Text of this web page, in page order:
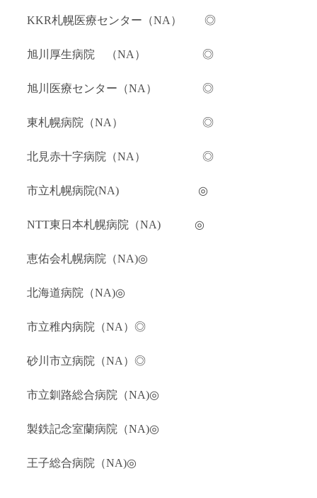
KKR札幌医療センター（NA） ◎
旭川厚生病院 （NA） ◎
旭川医療センター（NA） ◎
東札幌病院（NA） ◎
北見赤十字病院（NA） ◎
市立札幌病院(NA) ◎
NTT東日本札幌病院（NA) ◎
恵佑会札幌病院（NA)◎
北海道病院（NA)◎
市立稚内病院（NA）◎
砂川市立病院（NA）◎
市立釧路総合病院（NA)◎
製鉄記念室蘭病院（NA)◎
王子総合病院（NA)◎